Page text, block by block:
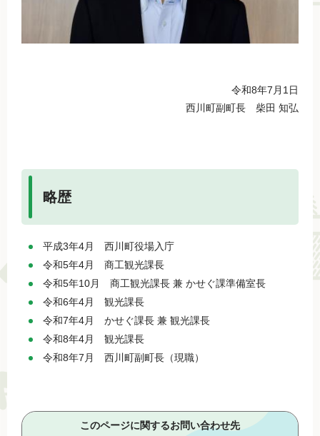
令和8年7月1日
西川町副町長 柴田 知弘
略歴
平成3年4月 西川町役場入庁
令和5年4月 商工観光課長
令和5年10月 商工観光課長 兼 かせぐ課準備室長
令和6年4月 観光課長
令和7年4月 かせぐ課長 兼 観光課長
令和8年4月 観光課長
令和8年7月 西川町副町長（現職）
このページに関するお問い合わせ先